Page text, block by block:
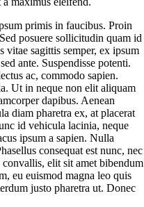
primis in faucibus. Proin
posuere sollicitudin quam id
vitae sagittis semper, ex ipsum
ante. Suspendisse potenti.
ac, commodo sapien.
Ut in neque non elit aliquam
dapibus. Aenean
diam pharetra ex, at placerat
id vehicula lacinia, neque
ipsum a sapien. Nulla
consequat est nunc, nec
elit sit amet bibendum
eu euismod magna leo quis
justo pharetra ut. Donec